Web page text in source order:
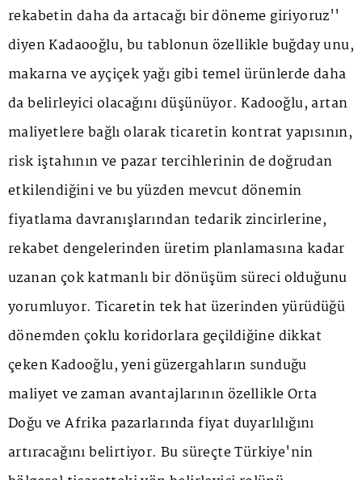
rekabetin daha da artacağı bir döneme giriyoruz''
diyen Kadaooğlu, bu tablonun özellikle buğday unu,
makarna ve ayçiçek yağı gibi temel ürünlerde daha
da belirleyici olacağını düşünüyor. Kadooğlu, artan
maliyetlere bağlı olarak ticaretin kontrat yapısının,
risk iştahının ve pazar tercihlerinin de doğrudan
etkilendiğini ve bu yüzden mevcut dönemin
fiyatlama davranışlarından tedarik zincirlerine,
rekabet dengelerinden üretim planlamasına kadar
uzanan çok katmanlı bir dönüşüm süreci olduğunu
yorumluyor. Ticaretin tek hat üzerinden yürüdüğü
dönemden çoklu koridorlara geçildiğine dikkat
çeken Kadooğlu, yeni güzergahların sunduğu
maliyet ve zaman avantajlarının özellikle Orta
Doğu ve Afrika pazarlarında fiyat duyarlılığını
artıracağını belirtiyor. Bu süreçte Türkiye'nin